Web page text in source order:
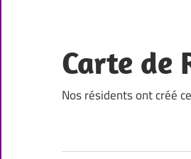
content
Carte de
Nos résidents ont créé